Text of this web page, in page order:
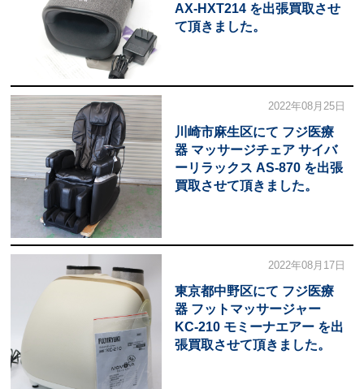
AX-HXT214 を出張買取させ
て頂きました。
2022年08月25日
川崎市麻生区にて フジ医療
器 マッサージチェア サイバ
ーリラックス AS-870 を出張
買取させて頂きました。
2022年08月17日
東京都中野区にて フジ医療
器 フットマッサージャー
KC-210 モミーナエアー を出
張買取させて頂きました。